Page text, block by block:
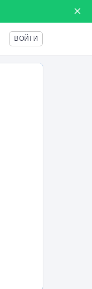
ВОЙТИ